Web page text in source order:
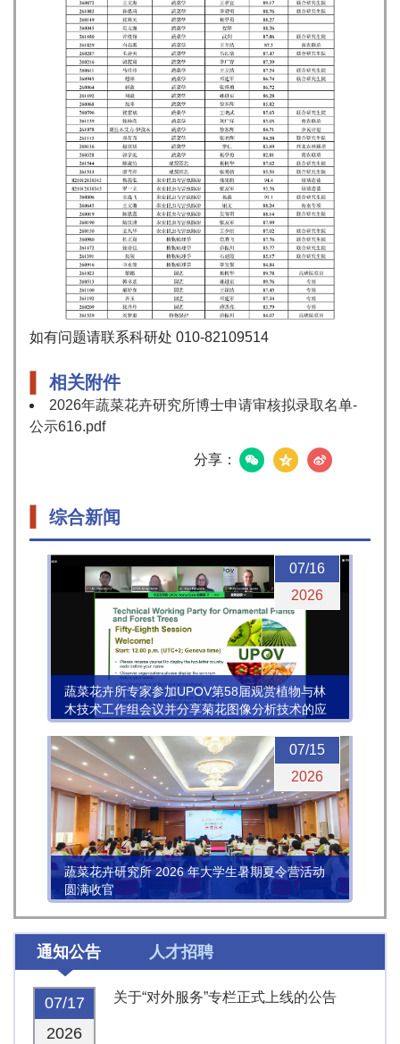
如有问题请联系科研处 010-82109514
相关附件
2026年蔬菜花卉研究所博士申请审核拟录取名单-
公示616.pdf
分享：
综合新闻
07/16
2026
蔬菜花卉所专家参加UPOV第58届观赏植物与林
木技术工作组会议并分享菊花图像分析技术的应
用进展
07/15
2026
蔬菜花卉研究所 2026 年大学生暑期夏令营活动
圆满收官
通知公告 人才招聘
07/17
2026
关于“对外服务”专栏正式上线的公告